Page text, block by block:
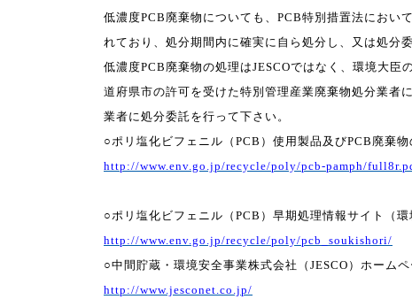
低濃度PCB 廃棄物についても、 PCB特別措置法におい
れており、処分期間内に確実に自ら処分し、又は処分
低濃度PCB 廃棄物の処理はJESCOではなく、環境大臣
道 府県市の許可を受けた特別管理産業廃棄物処分業者
業者に処分委託を行って下さい。
○ポリ塩化ビフェニル（ PCB ）使用製品及びPCB 廃棄
http://www.env.go.jp/recycle/poly/pcb-pamph/
○ポリ塩化ビフェニル（ PCB ）早期処理情報サイト（環
http://www.env.go.jp/recycle/poly/pcb_soukishori/
○中間貯蔵・環境安全事業株式会社（ JESCO ）ホームペ
http://www.jesconet.co.jp/